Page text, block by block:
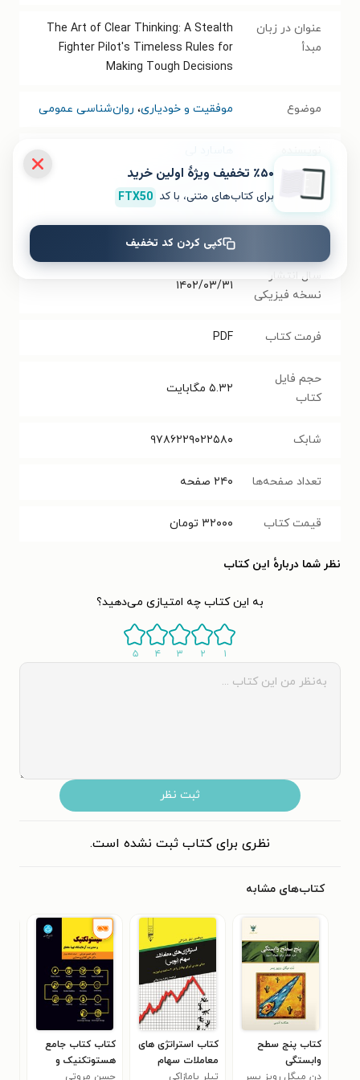
عنوان در زبان
مبدأ
The Art of Clear Thinking: A Stealth
Fighter Pilot's Timeless Rules for
Making Tough Decisions
موضوع موفقیت و خودیاری، روان‌شناسی عمومی
مترجم مجتبی سادات سرکی
انتشارات بله
سال انتشار
نسخه فیزیکی
۱۴۰۲/۰۳/۳۱
فرمت کتاب PDF
حجم فایل
کتاب
۵.۳۲ مگابایت
شابک ۹۷۸۶۲۲۹۰۲۲۵۸۰
تعداد صفحه‌ها ۲۴۰ صفحه
قیمت کتاب ۳۲۰۰۰ تومان
نظر شما دربارهٔ این کتاب
به این کتاب چه امتیازی می‌دهید؟
۱ ۲ ۳ ۴ ۵
ثبت نظر
نظری برای کتاب ثبت نشده است.
کتاب‌های مشابه
کتاب پنج سطح
وابستگی
دن میگل رویز پسر
کتاب استراتژی های
معاملات سهام
(بورس)
تیلر یامازاکی
کتاب کتاب جامع
هستوتکنیک و
مدیریت آزمایشگاه
حسن مروتی
٪۵۰ تخفیف ویژۀ اولین خرید
برای کتاب‌های متنی، با کد FTX50
کپی کردن کد تخفیف